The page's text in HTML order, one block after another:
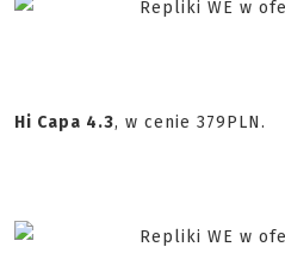
Hi Capa 4.3, w cenie 379PLN.